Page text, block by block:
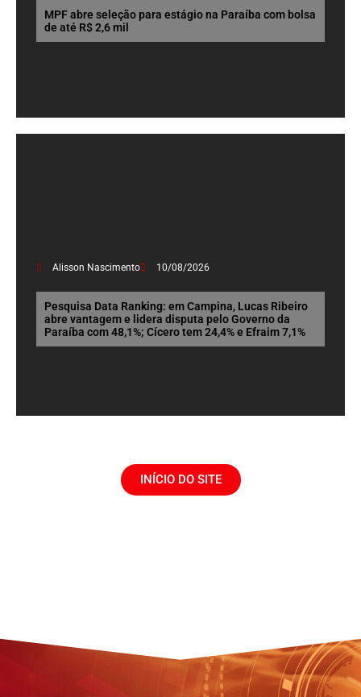
MPF abre seleção para estágio na Paraíba com bolsa
de até R$ 2,6 mil
Alisson Nascimento 10/08/2026
Pesquisa Data Ranking: em Campina, Lucas Ribeiro
abre vantagem e lidera disputa pelo Governo da
Paraíba com 48,1%; Cícero tem 24,4% e Efraim 7,1%
INÍCIO DO SITE